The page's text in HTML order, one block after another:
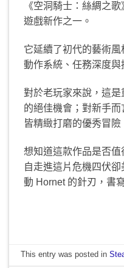
《空洞騎士：絲綢之
遊戲新作之一。
它延續了初代的藝術
動作系統、任務深度與
對於老玩家來說，這
的絕佳機會；對新手
皆精緻打磨的優秀冒險
想知道這款作品是否
自走進這片危機四伏
動 Hornet 的針刃，書
This entry was posted in